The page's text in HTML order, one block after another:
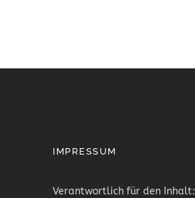
IMPRESSUM
Verantwortlich für den Inhalt: